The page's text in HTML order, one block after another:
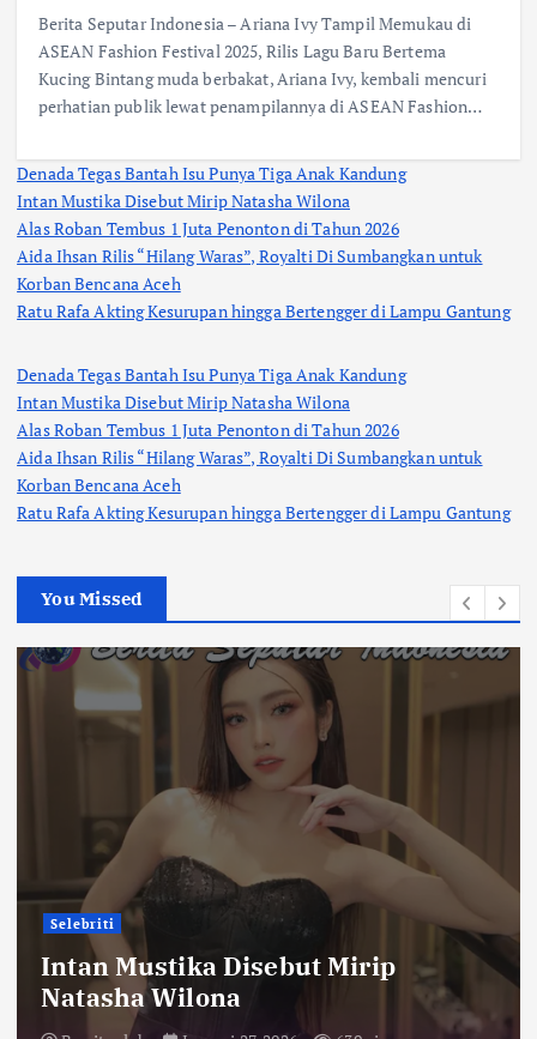
Berita Seputar Indonesia – Ariana Ivy Tampil Memukau di
ASEAN Fashion Festival 2025, Rilis Lagu Baru Bertema
Kucing Bintang muda berbakat, Ariana Ivy, kembali mencuri
perhatian publik lewat penampilannya di ASEAN Fashion…
Denada Tegas Bantah Isu Punya Tiga Anak Kandung
Intan Mustika Disebut Mirip Natasha Wilona
Alas Roban Tembus 1 Juta Penonton di Tahun 2026
Aida Ihsan Rilis “Hilang Waras”, Royalti Di Sumbangkan untuk
Korban Bencana Aceh
Ratu Rafa Akting Kesurupan hingga Bertengger di Lampu Gantung
Denada Tegas Bantah Isu Punya Tiga Anak Kandung
Intan Mustika Disebut Mirip Natasha Wilona
Alas Roban Tembus 1 Juta Penonton di Tahun 2026
Aida Ihsan Rilis “Hilang Waras”, Royalti Di Sumbangkan untuk
Korban Bencana Aceh
Ratu Rafa Akting Kesurupan hingga Bertengger di Lampu Gantung
You Missed
Selebriti
Intan Mustika Disebut Mirip
Natasha Wilona